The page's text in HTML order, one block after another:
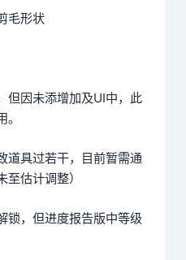
毛形状
但因未添增加及UI中，此
道具过若干，目前暂需通
估计调整）
锁，但进度报告版中等级